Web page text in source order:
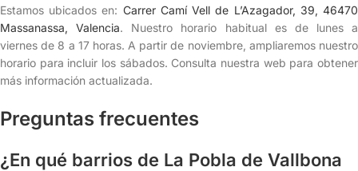
Estamos ubicados en: Carrer Camí Vell de L’Azagador, 39, 46470
Massanassa, Valencia. Nuestro horario habitual es de lunes a
viernes de 8 a 17 horas. A partir de noviembre, ampliaremos nuestro
horario para incluir los sábados. Consulta nuestra web para obtener
más información actualizada.
Preguntas frecuentes
¿En qué barrios de La Pobla de Vallbona